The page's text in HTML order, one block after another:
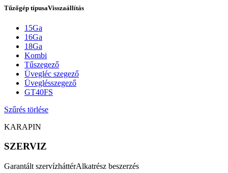
Kapcsolat
Tűzőgép típusaVisszaállítás
15Ga
16Ga
18Ga
Kombi
Tűszegező
Üvegléc szegező
Üveglésszegező
GT40FS
Szűrés törlése
KARAPIN
SZERVIZ
Garantált szervízháttérAlkatrész beszerzés